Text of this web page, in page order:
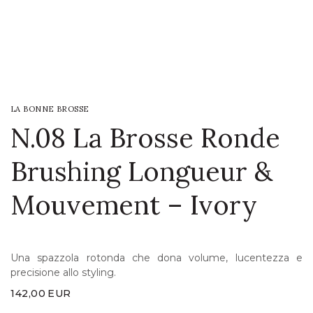
LA BONNE BROSSE
N.08 La Brosse Ronde
Brushing Longueur &
Mouvement – Ivory
Una spazzola rotonda che dona volume, lucentezza e
precisione allo styling.
142,00 EUR